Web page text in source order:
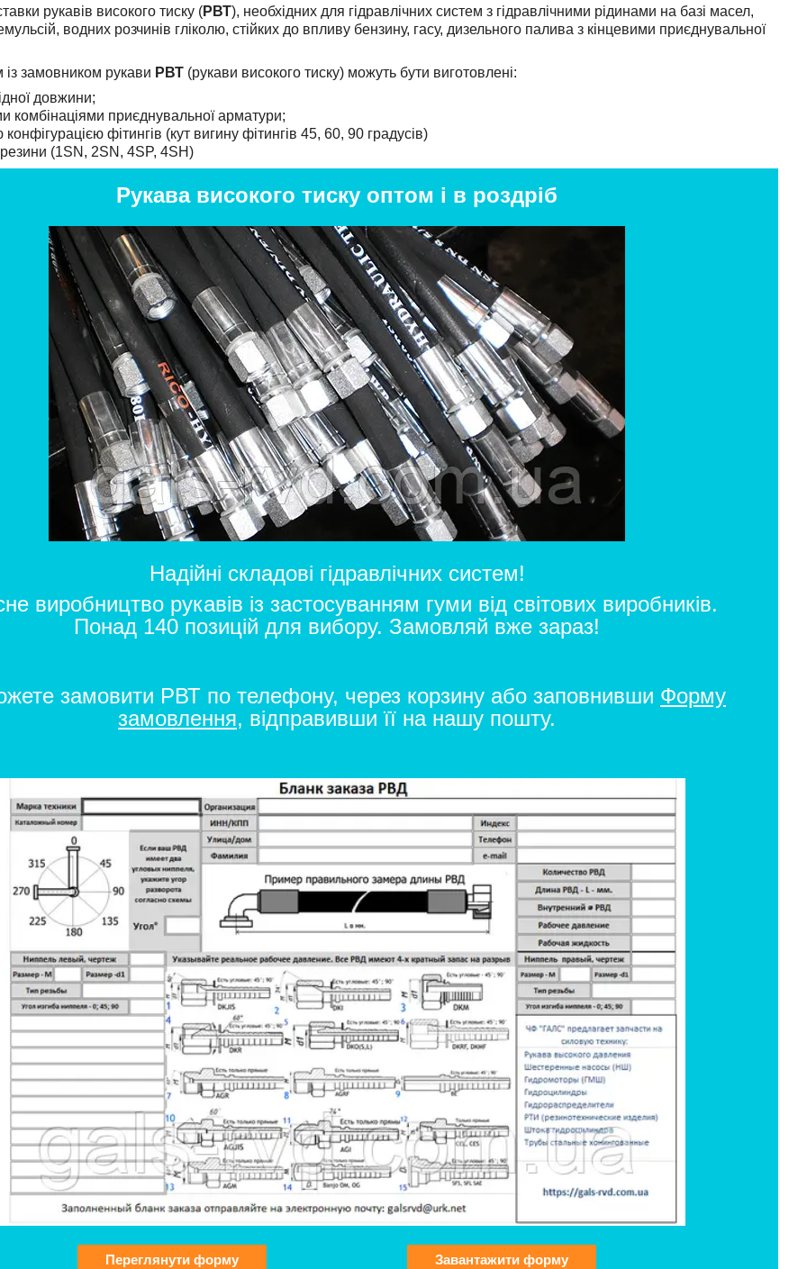
рукавів високого тиску (РВТ), необхідних для гідравлічних систем з гідравлічними рідинами на базі масел,
водних розчинів гліколю, стійких до впливу бензину, гасу, дизельного палива з кінцевими приєднувальної
замовником рукави РВТ (рукави високого тиску) можуть бути виготовлені:
довжини;
комбінаціями приєднувальної арматури;
фітингів (кут вигину фітингів 45, 60, 90 градусів)
резини (1SN, 2SN, 4SP, 4SH)
Рукава високого тиску оптом і в роздріб
Надійні складові гідравлічних систем!
виробництво рукавів із застосуванням гуми від світових виробників.
Понад 140 позицій для вибору. Замовляй вже зараз!
замовити РВТ по телефону, через корзину або заповнивши Форму
замовлення, відправивши її на нашу пошту.
Переглянути форму Завантажити форму